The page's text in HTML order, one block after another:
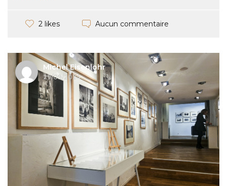
2 likes Aucun commentaire
Michel Eisenlohr
29/09/2024